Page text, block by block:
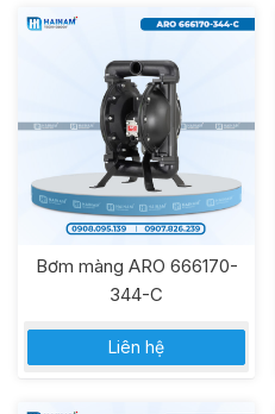
Bơm màng ARO 666170-
344-C
Liên hệ